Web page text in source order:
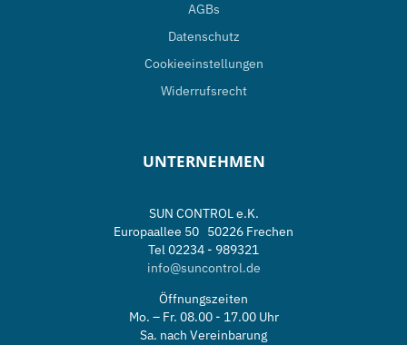
AGBs
Datenschutz
Cookieeinstellungen
Widerrufsrecht
UNTERNEHMEN
SUN CONTROL e.K.
Europaallee 50 50226 Frechen
Tel 02234 - 989321
info@suncontrol.de
Öffnungszeiten
Mo. – Fr. 08.00 - 17.00 Uhr
Sa. nach Vereinbarung